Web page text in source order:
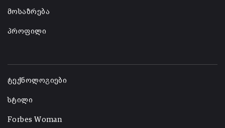
მოსაზრება
პროფილი
ტექნოლოგიები
სტილი
Forbes Woman